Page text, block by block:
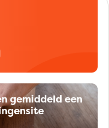
gemiddeld een